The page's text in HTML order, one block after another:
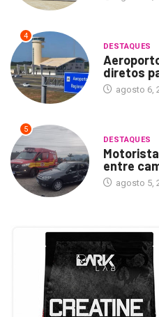
4
DESTAQUES
diretos
agosto 6,
5
DESTAQUES
entre
agosto 5,